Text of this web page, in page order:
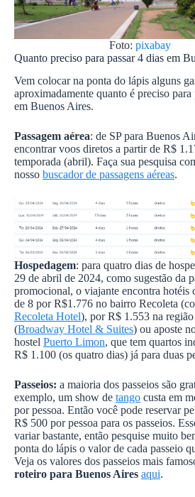
Foto: pixabay
Quanto preciso para passar 4 dias em
Vem colocar na ponta do lápis alguns
aproximadamente quanto é preciso para
em Buenos Aires.
Passagem aérea: de SP para Buenos
encontrar voos diretos a partir de R$
temporada (abril). Faça sua pesquisa
nosso buscador de passagens aéreas.
Hospedagem: para quatro dias de
29 de abril de 2024, como sugestão da
promocional, o viajante encontra hotéis
de 8 por R$1.776 no bairro Recoleta
Recoleta Hotel), por R$ 1.553 na
(Broadway Hotel & Suites) ou aposte
hostel Puerto Limon, que tem quartos
R$ 1.100 (os quatro dias) já para duas
Passeios: a maioria dos passeios são
exemplo, um show de tango custa em
por pessoa. Então você pode reservar
R$ 500 por pessoa para os passeios.
variar bastante, então pesquise muito
ponta do lápis o valor de cada passeio
Veja os valores dos passeios mais
roteiro para Buenos Aires aqui.